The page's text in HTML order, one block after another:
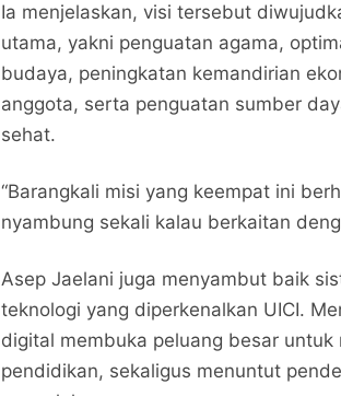
Ia menjelaskan, visi tersebut
utama, yakni penguatan agama,
budaya, peningkatan kemandirian
anggota, serta penguatan sumber
sehat.
“Barangkali misi yang keempat ini
nyambung sekali kalau berkaitan
Asep Jaelani juga menyambut baik
teknologi yang diperkenalkan UICI.
digital membuka peluang besar untuk
pendidikan, sekaligus menuntut